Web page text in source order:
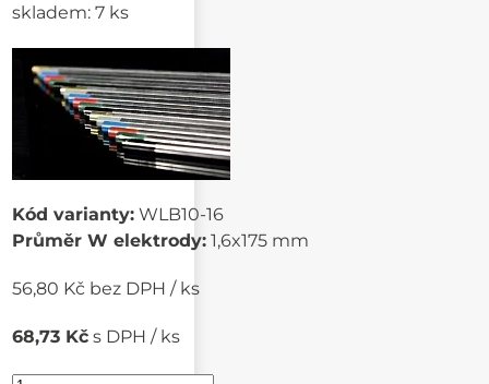
skladem: 7 ks
Kód varianty: WLB10-16
Průměr W elektrody: 1,6x175 mm
56,80 Kč bez DPH / ks
68,73 Kč s DPH / ks